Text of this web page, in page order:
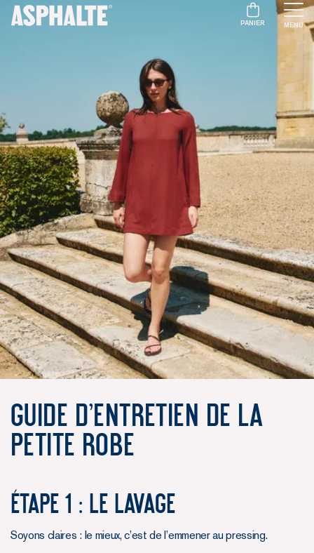
PANIER MENU
Guide d'entretien de La
Petite Robe
ÉTAPE 1 : LE LAVAGE
Soyons claires : le mieux, c’est de l’emmener au pressing.